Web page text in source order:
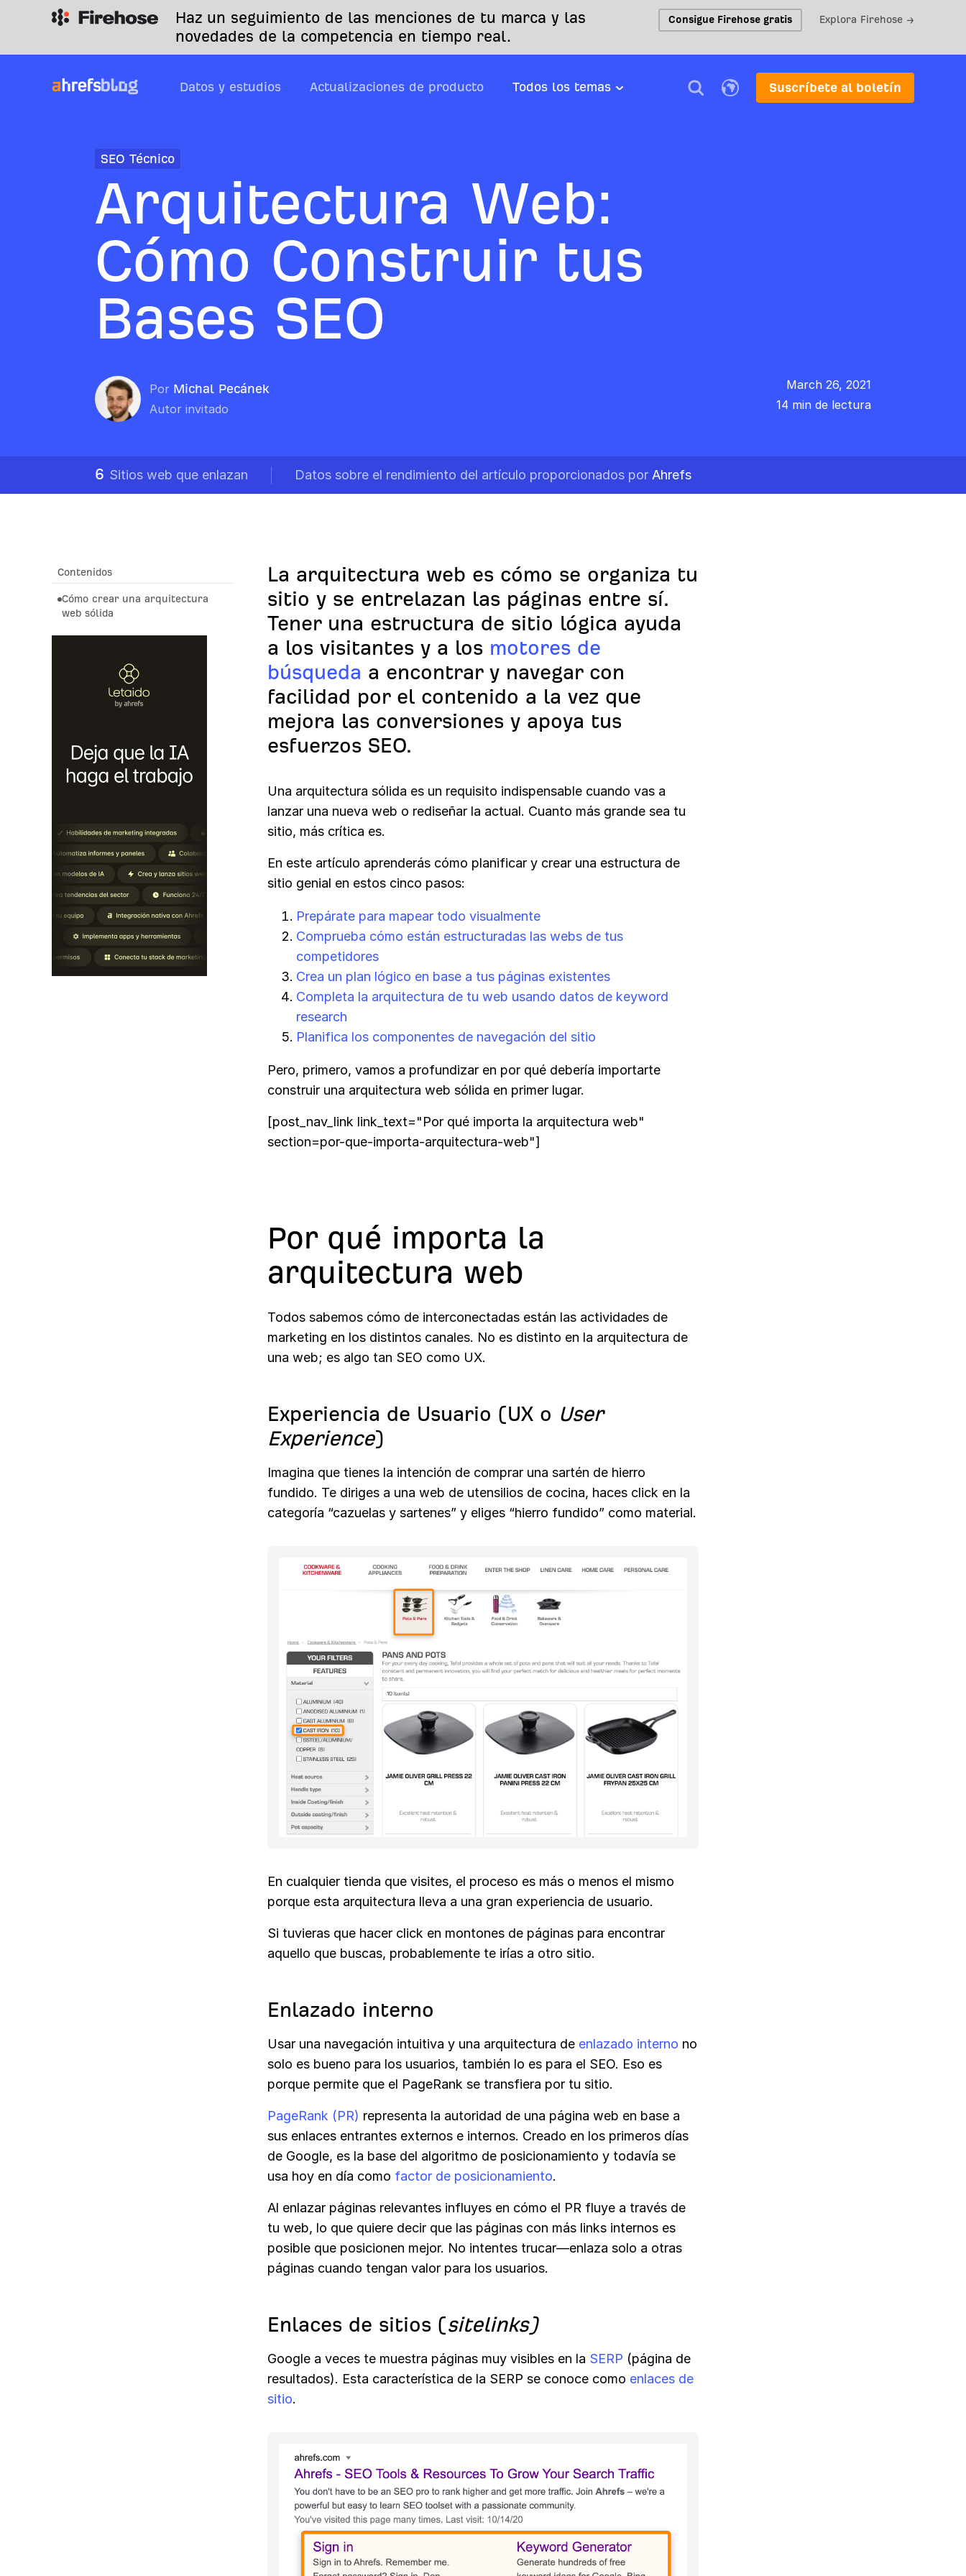
Haz un seguimiento de las menciones de tu marca y las
novedades de la competencia en tiempo real.
Consigue Firehose gratis Explora Firehose →
Datos y estudios Actualizaciones de producto Todos los temas Suscríbete al boletín
SEO Técnico
Arquitectura Web:
Cómo Construir tus
Bases SEO
Por Michal Pecánek
Autor invitado
March 26, 2021
14 min de lectura
6 Sitios web que enlazan Datos sobre el rendimiento del artículo proporcionados por Ahrefs
Contenidos
Cómo crear una arquitectura
web sólida
La arquitectura web es cómo se organiza tu
sitio y se entrelazan las páginas entre sí.
Tener una estructura de sitio lógica ayuda
a los visitantes y a los motores de
búsqueda a encontrar y navegar con
facilidad por el contenido a la vez que
mejora las conversiones y apoya tus
esfuerzos SEO.
Una arquitectura sólida es un requisito indispensable cuando vas a
lanzar una nueva web o rediseñar la actual. Cuanto más grande sea tu
sitio, más crítica es.
En este artículo aprenderás cómo planificar y crear una estructura de
sitio genial en estos cinco pasos:
Prepárate para mapear todo visualmente
Comprueba cómo están estructuradas las webs de tus
competidores
Crea un plan lógico en base a tus páginas existentes
Completa la arquitectura de tu web usando datos de keyword
research
Planifica los componentes de navegación del sitio
Pero, primero, vamos a profundizar en por qué debería importarte
construir una arquitectura web sólida en primer lugar.
[post_nav_link link_text="Por qué importa la arquitectura web"
section=por-que-importa-arquitectura-web"]
Por qué importa la
arquitectura web
Todos sabemos cómo de interconectadas están las actividades de
marketing en los distintos canales. No es distinto en la arquitectura de
una web; es algo tan SEO como UX.
Experiencia de Usuario (UX o User
Experience)
Imagina que tienes la intención de comprar una sartén de hierro
fundido. Te diriges a una web de utensilios de cocina, haces click en la
categoría “cazuelas y sartenes” y eliges “hierro fundido” como material.
En cualquier tienda que visites, el proceso es más o menos el mismo
porque esta arquitectura lleva a una gran experiencia de usuario.
Si tuvieras que hacer click en montones de páginas para encontrar
aquello que buscas, probablemente te irías a otro sitio.
Enlazado interno
Usar una navegación intuitiva y una arquitectura de enlazado interno no
solo es bueno para los usuarios, también lo es para el SEO. Eso es
porque permite que el PageRank se transfiera por tu sitio.
PageRank (PR) representa la autoridad de una página web en base a
sus enlaces entrantes externos e internos. Creado en los primeros días
de Google, es la base del algoritmo de posicionamiento y todavía se
usa hoy en día como factor de posicionamiento.
Al enlazar páginas relevantes influyes en cómo el PR fluye a través de
tu web, lo que quiere decir que las páginas con más links internos es
posible que posicionen mejor. No intentes trucar—enlaza solo a otras
páginas cuando tengan valor para los usuarios.
Enlaces de sitios (sitelinks)
Google a veces te muestra páginas muy visibles en la SERP (página de
resultados). Esta característica de la SERP se conoce como enlaces de
sitio.